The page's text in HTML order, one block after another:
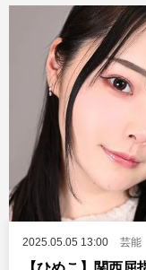
2025.05.05 13:00 芸能